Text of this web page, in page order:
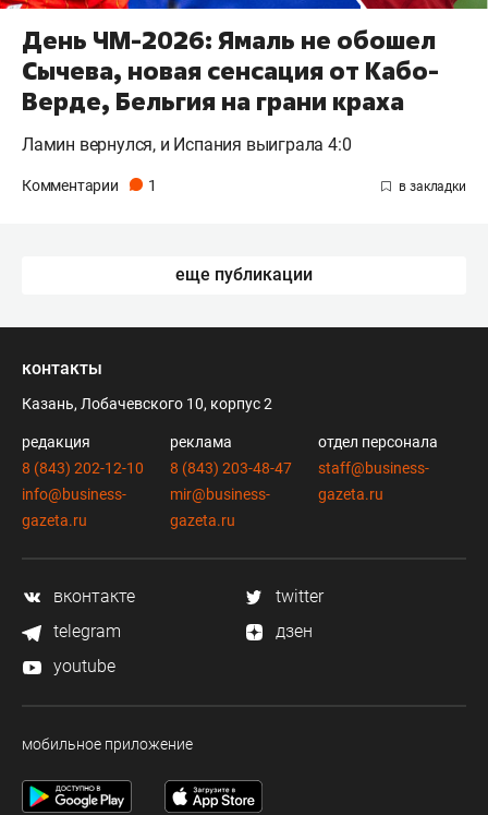
День ЧМ-2026: Ямаль не обошел
Сычева, новая сенсация от Кабо-
Верде, Бельгия на грани краха
Ламин вернулся, и Испания выиграла 4:0
Комментарии 1
еще публикации
контакты
Казань, Лобачевского 10, корпус 2
редакция
8 (843) 202-12-10
info@business-
gazeta.ru
реклама
8 (843) 203-48-47
mir@business-
gazeta.ru
отдел персонала
staff@business-
gazeta.ru
вконтакте
twitter
telegram
дзен
youtube
мобильное приложение